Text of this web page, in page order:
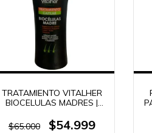
TRATAMIENTO VITALHER
BIOCELULAS MADRES |
$65.000
$54.999